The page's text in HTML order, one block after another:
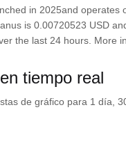
in 2025and
is 0.00720523 USD
the last 24 hours. More
tiempo real
de gráfico para 1 día,